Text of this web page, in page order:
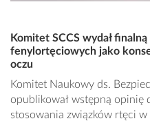
Komitet SCCS wydał
fenylortęciowych jako
oczu
Komitet Naukowy ds.
opublikował wstępną opinię
stosowania związków rtęci